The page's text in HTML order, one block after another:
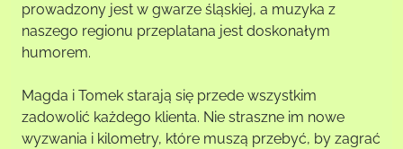
prowadzony jest w gwarze śląskiej, a muzyka z
naszego regionu przeplatana jest doskonałym
humorem.
Magda i Tomek starają się przede wszystkim
zadowolić każdego klienta. Nie straszne im nowe
wyzwania i kilometry, które muszą przebyć, by zagrać